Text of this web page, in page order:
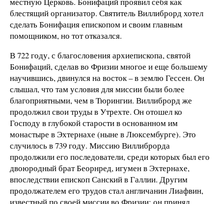
блестящий организатор. Святитель Виллиброрд хотел
сделать Бонифация епископом и своим главным
помощником, но тот отказался.
В 722 году, с благословения архиепископа, святой
Бонифаций, сделав во Фризии многое и еще большему
научившись, двинулся на восток – в землю Гессен. Он
слышал, что там условия для миссии были более
благоприятными, чем в Тюрингии. Виллиброрд же
продолжил свои труды в Утрехте. Он отошел ко
Господу в глубокой старости в основанном им
монастыре в Эхтернахе (ныне в Люксембурге). Это
случилось в 739 году. Миссию Виллиброрда
продолжили его последователи, среди которых был его
двоюродный брат Беорнред, игумен в Эхтернахе,
впоследствии епископ Санский в Галлии. Другим
продолжателем его трудов стал англичанин Лиафвин,
известный по своей миссии во Фризии; он принял